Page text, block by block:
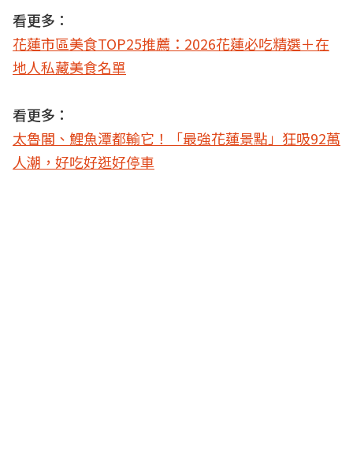
看更多：
花蓮市區美食TOP25推薦：2026花蓮必吃精選＋在
地人私藏美食名單
看更多：
太魯閣、鯉魚潭都輸它！「最強花蓮景點」狂吸92萬
人潮，好吃好逛好停車